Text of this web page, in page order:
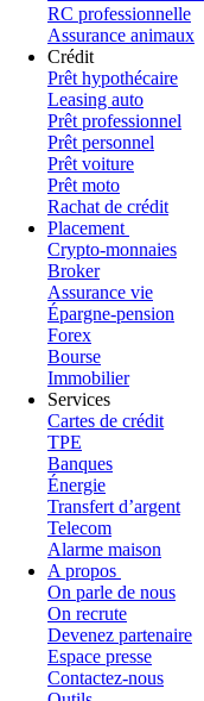
RC professionnelle
Assurance animaux
Crédit
Prêt hypothécaire
Leasing auto
Prêt professionnel
Prêt personnel
Prêt voiture
Prêt moto
Rachat de crédit
Placement
Crypto-monnaies
Broker
Assurance vie
Épargne-pension
Forex
Bourse
Immobilier
Services
Cartes de crédit
TPE
Banques
Énergie
Transfert d’argent
Telecom
Alarme maison
A propos
On parle de nous
On recrute
Devenez partenaire
Espace presse
Contactez-nous